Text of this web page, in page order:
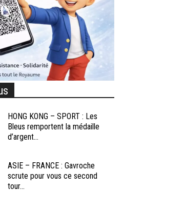
HONG KONG – SPORT : Les
Bleus remportent la médaille
d’argent...
ASIE – FRANCE : Gavroche
scrute pour vous ce second
tour...